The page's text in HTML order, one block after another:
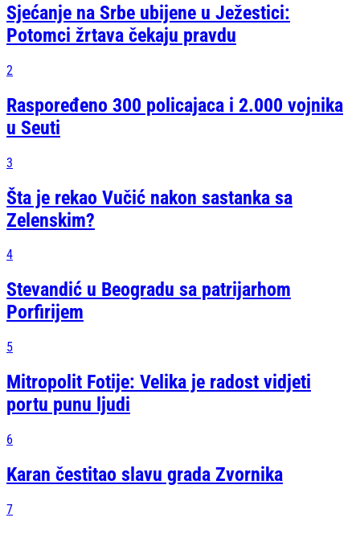
Sjećanje na Srbe ubijene u Ježestici:
Potomci žrtava čekaju pravdu
2
Raspoređeno 300 policajaca i 2.000 vojnika
u Seuti
3
Šta je rekao Vučić nakon sastanka sa
Zelenskim?
4
Stevandić u Beogradu sa patrijarhom
Porfirijem
5
Mitropolit Fotije: Velika je radost vidjeti
portu punu ljudi
6
Karan čestitao slavu grada Zvornika
7